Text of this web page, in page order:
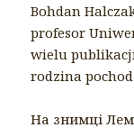
Bohdan
profesor
wielu
rodzina
На знимці